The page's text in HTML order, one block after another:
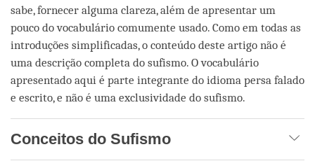
sabe, fornecer alguma clareza, além de apresentar um
pouco do vocabulário comumente usado. Como em todas as
introduções simplificadas, o conteúdo deste artigo não é
uma descrição completa do sufismo. O vocabulário
apresentado aqui é parte integrante do idioma persa falado
e escrito, e não é uma exclusividade do sufismo.
Conceitos do Sufismo